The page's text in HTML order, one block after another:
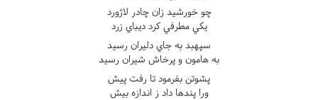
چو خورشيد زان چادر لاژورد
يکي مطرفي کرد ديباي زرد
سپهبد به جاي دليران رسيد
به هامون و پرخاش شيران رسيد
پشوتن بفرمود تا رفت پيش
ورا پندها داد ز اندازه بيش